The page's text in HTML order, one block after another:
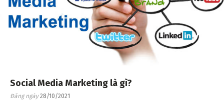
Social Media Marketing là gì?
Đăng ngày28/10/2021